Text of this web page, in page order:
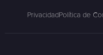
PrivacidadPolítica de